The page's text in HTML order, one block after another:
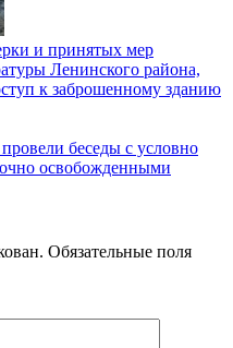
и принятых мер
Ленинского района,
к заброшенному зданию
беседы с условно
освобожденными
Обязательные поля